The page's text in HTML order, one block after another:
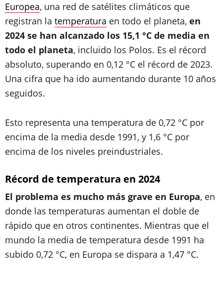
Europea, una red de satélites climáticos que
registran la temperatura en todo el planeta, en
2024 se han alcanzado los 15,1 °C de media en
todo el planeta, incluido los Polos. Es el récord
absoluto, superando en 0,12 °C el récord de 2023.
Una cifra que ha ido aumentando durante 10 años
seguidos.
Esto representa una temperatura de 0,72 °C por
encima de la media desde 1991, y 1,6 °C por
encima de los niveles preindustriales.
Récord de temperatura en 2024
El problema es mucho más grave en Europa, en
donde las temperaturas aumentan el doble de
rápido que en otros continentes. Mientras que el
mundo la media de temperatura desde 1991 ha
subido 0,72 °C, en Europa se dispara a 1,47 °C.